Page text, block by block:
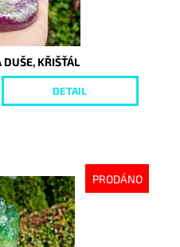
KŘIŠŤÁL
DETAIL
PRODÁNO